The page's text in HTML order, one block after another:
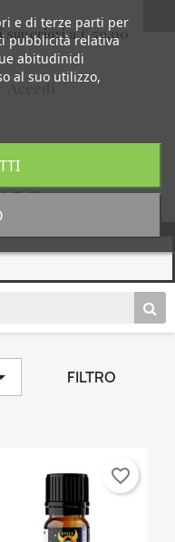
a € 59,00
FILTRO
favorite_border
e di terze parti per
pubblicità relativa
abitudinidi
al suo utilizzo,